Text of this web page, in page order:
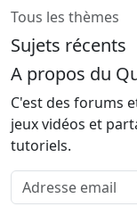
Tous les thèmes
Sujets récents
A propos du
C'est des forums
jeux vidéos et
tutoriels.
Adresse email